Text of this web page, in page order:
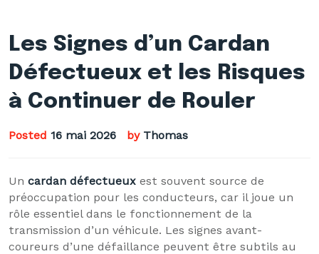
Les Signes d’un Cardan
Défectueux et les Risques
à Continuer de Rouler
Posted 16 mai 2026 by Thomas
Un cardan défectueux est souvent source de
préoccupation pour les conducteurs, car il joue un
rôle essentiel dans le fonctionnement de la
transmission d’un véhicule. Les signes avant-
coureurs d’une défaillance peuvent être subtils au